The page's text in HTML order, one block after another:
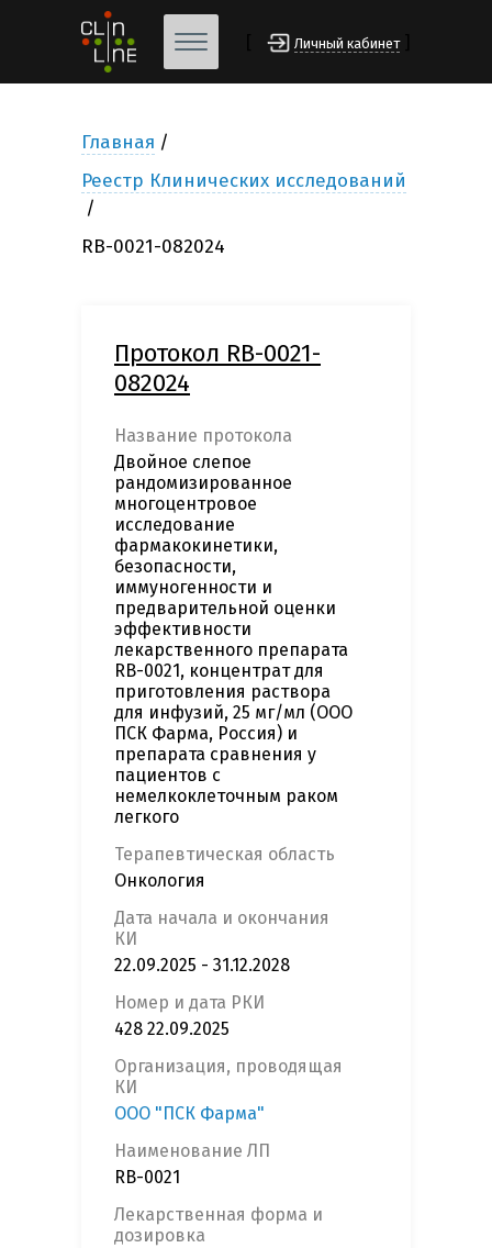
Личный кабинет
Главная
Реестр Клинических исследований
RB-0021-082024
Протокол RB-0021-
082024
Название протокола
Двойное слепое
рандомизированное
многоцентровое
исследование
фармакокинетики,
безопасности,
иммуногенности и
предварительной оценки
эффективности
лекарственного препарата
RB-0021, концентрат для
приготовления раствора
для инфузий, 25 мг/мл (ООО
ПСК Фарма, Россия) и
препарата сравнения у
пациентов с
немелкоклеточным раком
легкого
Терапевтическая область
Онкология
Дата начала и окончания
КИ
22.09.2025 - 31.12.2028
Номер и дата РКИ
428 22.09.2025
Организация, проводящая
КИ
ООО "ПСК Фарма"
Наименование ЛП
RB-0021
Лекарственная форма и
дозировка